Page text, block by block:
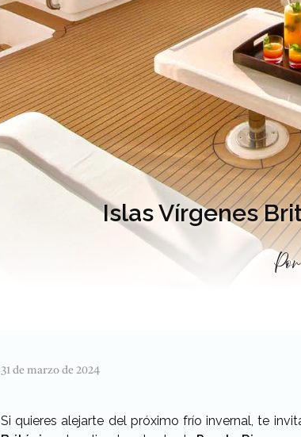
Islas Vírgenes
31 de marzo de 2024
Si quieres alejarte del próximo frío invernal, te